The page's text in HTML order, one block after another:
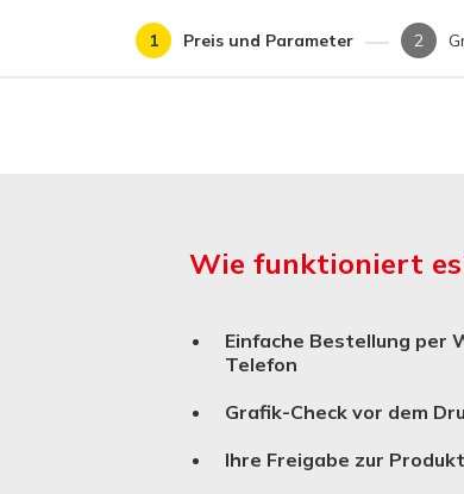
Preis und Parameter
Wie funktioniert
Einfache Bestellung per
Telefon
Grafik-Check vor dem
Ihre Freigabe zur